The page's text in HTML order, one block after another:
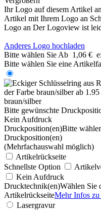
Ihr Logo auf diesem Artikel
Artikel mit Ihrem Logo an
Logo an Der Logoview ist
Anderes Logo hochladen
Bitte wählen Sie Ab 1,06 €
Bitte wählen Sie eine
braun/silber
Bitte gewünschte
Kein Aufdruck
Druckposition(en)Bitte
Druckposition(en)
(Mehrfachauswahl möglich)
Artikelrückseite
Schnellste Option
Kein Aufdruck
Drucktechnik(en)Wählen Sie
ArtikelrückseiteMehr Infos
Lasergravur